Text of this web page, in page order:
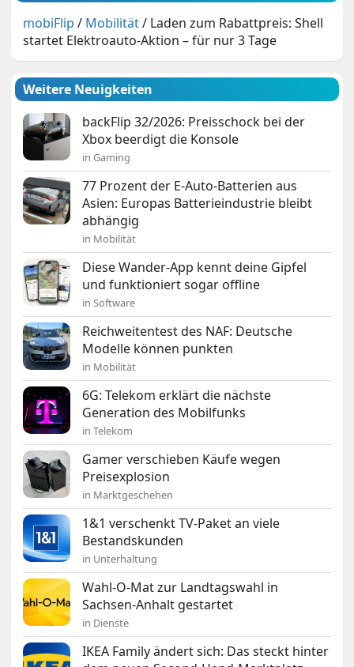
mobiFlip / Mobilität/ Laden zum Rabattpreis: Shell
startet Elektroauto-Aktion – für nur 3 Tage
Weitere Neuigkeiten
backFlip 32/2026: Preisschock bei der
Xbox beerdigt die Konsole
in Gaming
77 Prozent der E-Auto-Batterien aus
Asien: Europas Batterieindustrie bleibt
abhängig
in Mobilität
Diese Wander-App kennt deine Gipfel
und funktioniert sogar offline
in Software
Reichweitentest des NAF: Deutsche
Modelle können punkten
in Mobilität
6G: Telekom erklärt die nächste
Generation des Mobilfunks
in Telekom
Gamer verschieben Käufe wegen
Preisexplosion
in Marktgeschehen
1&1 verschenkt TV-Paket an viele
Bestandskunden
in Unterhaltung
Wahl-O-Mat zur Landtagswahl in
Sachsen-Anhalt gestartet
in Dienste
IKEA Family ändert sich: Das steckt hinter